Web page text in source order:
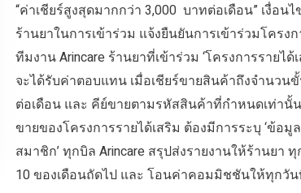
“ค่าเชียร์สูงสุดมากกว่า 3,000 บาทต่อเดือน” เงื่อน
ร้านยาในการเข้าร่วม แจ้งยืนยันการเข้าร่วมโครง
ทีมงาน Arincare ร้านยาที่เข้าร่วม ‘โครงการรายได้เ
จะได้รับค่าตอบแทน เมื่อเชียร์ขายสินค้าถึงจำนวน
ต่อเดือน และ คีย์ขายตามรหัสสินค้าที่กำหนดเท่านั้
ขายของโครงการรายได้เสริม ต้องมีการระบุ ‘ข้อมู
สมาชิก’ ทุกบิล Arincare สรุปส่งรายงานให้ร้านยา
10 ของเดือนถัดไป และ โอนค่าคอมมิชชันให้ทุกวัน